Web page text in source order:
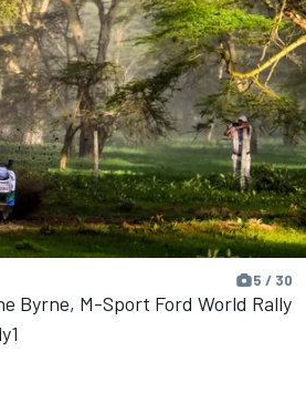
5 / 30
Byrne, M-Sport Ford World Rally